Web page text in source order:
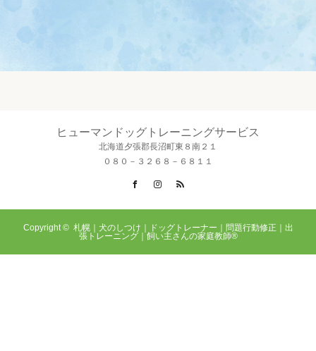
ヒューマンドッグトレーニングサービス
北海道夕張郡長沼町東８南２１
０８０－３２６８－６８１１
FacebookInstagram
Copyright © 札幌｜犬のしつけ｜ドッグトレーナー｜問題行動修正｜出
張トレーニング｜飼い主さんの家庭教師®️